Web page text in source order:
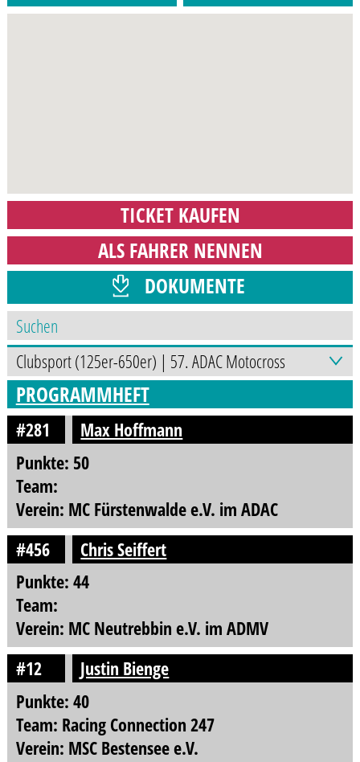
TICKET KAUFEN
ALS FAHRER NENNEN
DOKUMENTE
ZEITPLAN
PROGRAMMHEFT
#281
Max Hoffmann
Punkte: 50
Team:
Verein: MC Fürstenwalde e.V. im ADAC
#456
Chris Seiffert
Punkte: 44
Team:
Verein: MC Neutrebbin e.V. im ADMV
#12
Justin Bienge
Punkte: 40
Team: Racing Connection 247
Verein: MSC Bestensee e.V.